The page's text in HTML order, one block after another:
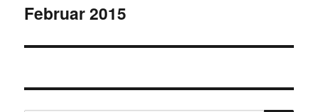
Nächster
Februar 2015